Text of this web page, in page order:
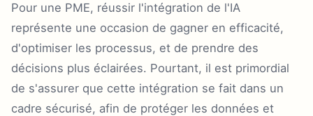
Pour une PME, réussir l'intégration de l'IA
représente une occasion de gagner en efficacité,
d'optimiser les processus, et de prendre des
décisions plus éclairées. Pourtant, il est primordial
de s'assurer que cette intégration se fait dans un
cadre sécurisé, afin de protéger les données et